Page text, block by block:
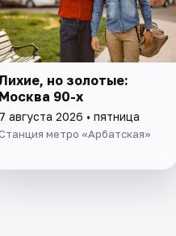
но золотые:
Москва 90-х
7 августа 2026 • пятница
Станция метро «Арбатская»